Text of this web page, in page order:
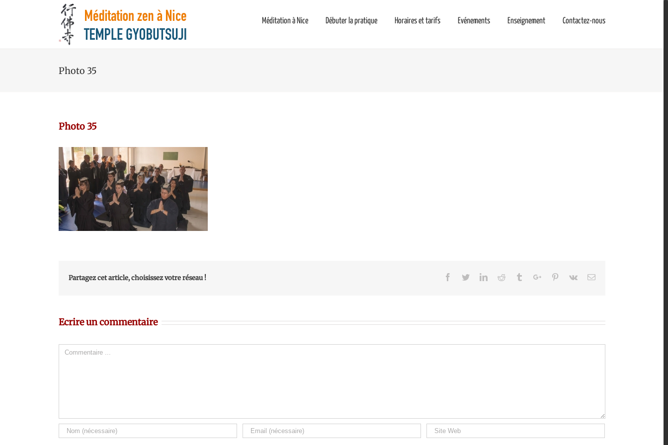
Méditation à Nice Débuter la pratique Horaires et tarifs Evénements Enseignement Contactez-nous
Photo 35
Photo 35
Partagez cet article, choisissez votre réseau ! Facebook
TwitterLinkedinReddit TumblrGoogle+Pinterest
Vk Email
Ecrire un commentaire
Comment